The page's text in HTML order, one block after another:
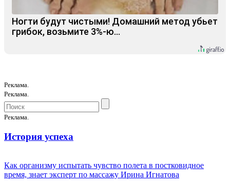
Ногти будут чистыми! Домашний метод убьет
грибок, возьмите 3%-ю…
Реклама.
Реклама.
Реклама.
История успеха
Как организму испытать чувство полета в постковидное
время, знает эксперт по массажу Ирина Игнатова